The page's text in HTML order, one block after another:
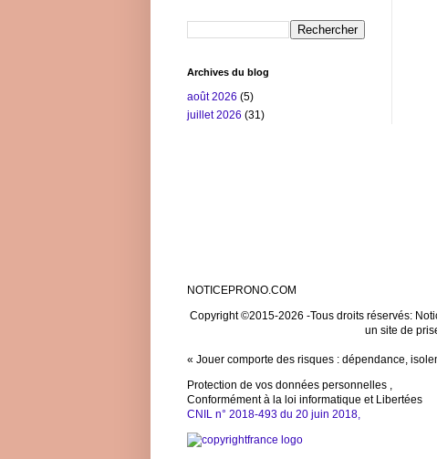
Archives du blog
août 2026 (5)
juillet 2026 (31)
NOTICEPRONO.COM
Copyright ©2015-2026 -Tous droits réservés:
un site de
« Jouer comporte des risques : dépendance,
Protection de vos données personnelles ,
Conformément à la loi informatique et Libertées
CNIL n° 2018-493 du 20 juin 2018,